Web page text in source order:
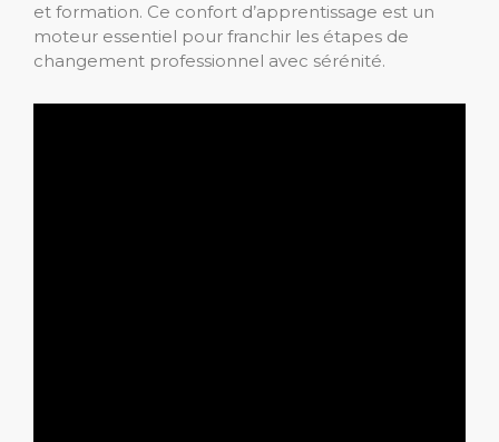
et formation. Ce confort d’apprentissage est un
moteur essentiel pour franchir les étapes de
changement professionnel avec sérénité.